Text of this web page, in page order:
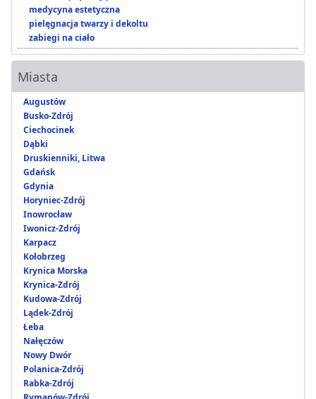
medycyna estetyczna
pielęgnacja twarzy i dekoltu
zabiegi na ciało
Miasta
Augustów
Busko-Zdrój
Ciechocinek
Dąbki
Druskienniki, Litwa
Gdańsk
Gdynia
Horyniec-Zdrój
Inowrocław
Iwonicz-Zdrój
Karpacz
Kołobrzeg
Krynica Morska
Krynica-Zdrój
Kudowa-Zdrój
Lądek-Zdrój
Łeba
Nałęczów
Nowy Dwór
Polanica-Zdrój
Rabka-Zdrój